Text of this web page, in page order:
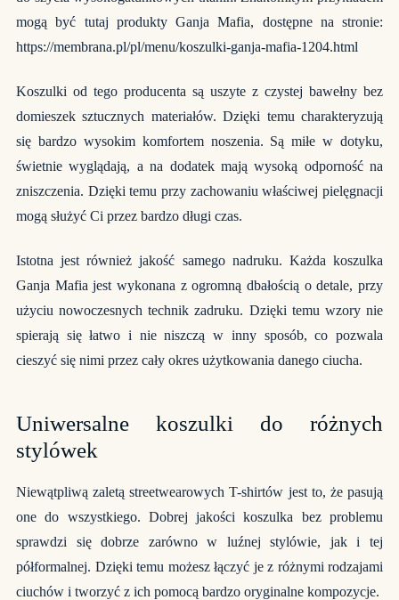
mogą być tutaj produkty Ganja Mafia, dostępne na stronie:
https://membrana.pl/pl/menu/koszulki-ganja-mafia-1204.html
Koszulki od tego producenta są uszyte z czystej bawełny bez
domieszek sztucznych materiałów. Dzięki temu charakteryzują
się bardzo wysokim komfortem noszenia. Są miłe w dotyku,
świetnie wyglądają, a na dodatek mają wysoką odporność na
zniszczenia. Dzięki temu przy zachowaniu właściwej pielęgnacji
mogą służyć Ci przez bardzo długi czas.
Istotna jest również jakość samego nadruku. Każda koszulka
Ganja Mafia jest wykonana z ogromną dbałością o detale, przy
użyciu nowoczesnych technik zadruku. Dzięki temu wzory nie
spierają się łatwo i nie niszczą w inny sposób, co pozwala
cieszyć się nimi przez cały okres użytkowania danego ciucha.
Uniwersalne koszulki do różnych
stylówek
Niewątpliwą zaletą streetwearowych T-shirtów jest to, że pasują
one do wszystkiego. Dobrej jakości koszulka bez problemu
sprawdzi się dobrze zarówno w luźnej stylówie, jak i tej
półformalnej. Dzięki temu możesz łączyć je z różnymi rodzajami
ciuchów i tworzyć z ich pomocą bardzo oryginalne kompozycje.